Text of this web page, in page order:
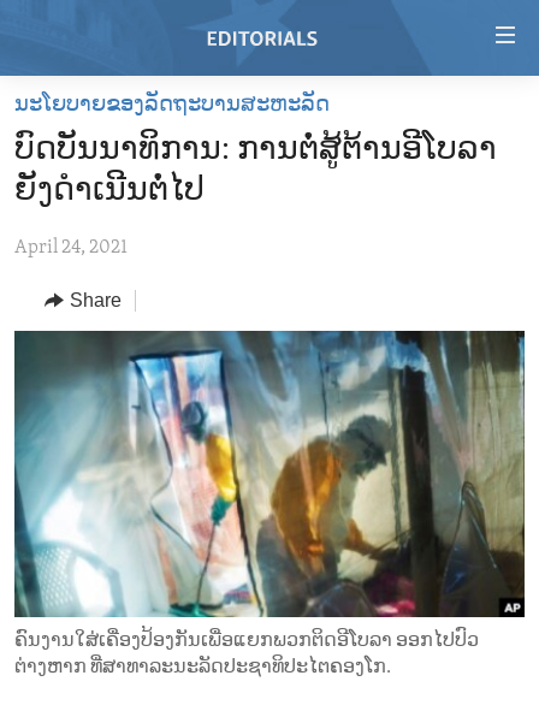
Skip
main
content
to
Navigation
Skip
Search
HOME
VIDEO
RADIO
REGIONS
AFRICA
ASIA
EUROPE
MIDDLE EAST
TOPICS
SECURITY AND DEFENSE
AID AND DEVELOPMENT
DEMOCRACY AND GOVERNANCE
ECONOMY AND TRADE
ENVIRONMENT AND HEALTH
IDEALS AND INSTITUTIONS
ABOUT US
FOLLOW US
ນະໂຍບາຍຂອງລັດຖະບານສະຫະລັດ
ບົດບັນນາທິການ: ການຕໍ່ສູ້ຕ້ານອີໂບລາ
ຍັງດໍາເນີນຕໍ່ໄປ
April 24, 2021
Share
ຄົນງານໃສ່ເຄື່ອງປ້ອງກັນເພື່ອແຍກພວກຕິດອີໂບລາ ອອກໄປປົວ
ຕ່າງຫາກ ທີ່ສາທາລະນະລັດປະຊາທິປະໄຕຄອງໂກ.